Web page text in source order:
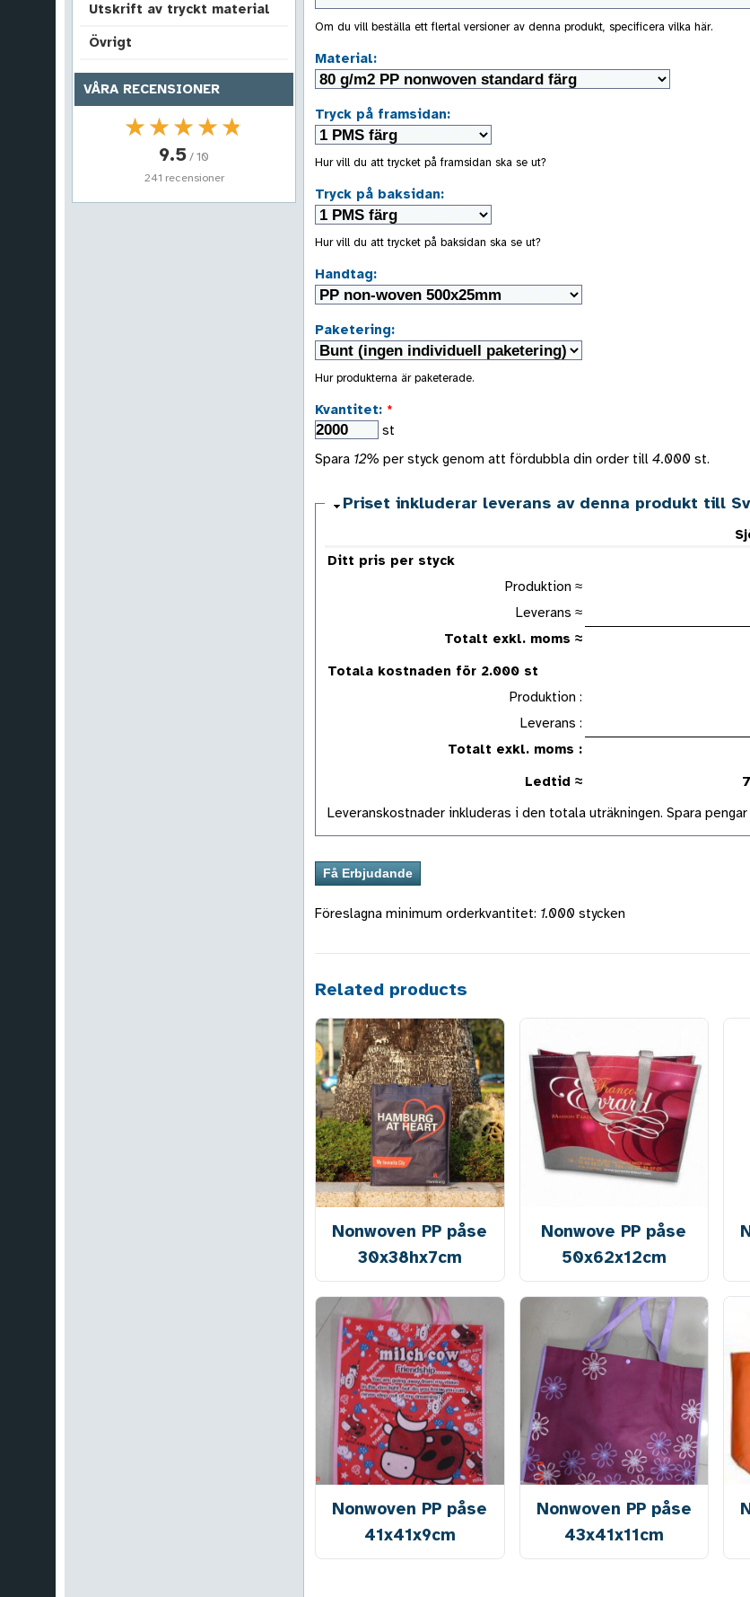
Utskrift av tryckt material
Övrigt
VÅRA RECENSIONER
★★★★★
★★★★★
9.5/ 10
241 recensioner
Om du vill beställa ett flertal versioner av denna produkt, specificera vilka här.
Material:
Tryck på framsidan:
Hur vill du att trycket på framsidan ska se ut?
Tryck på baksidan:
Hur vill du att trycket på baksidan ska se ut?
Handtag:
Paketering:
Hur produkterna är paketerade.
Kvantitet: *
st
Spara 12% per styck genom att fördubbla din order till 4.000 st.
Priset inkluderar leverans av denna produkt till
Ditt pris per styck
Produktion ≈
Leverans ≈
Totalt exkl. moms ≈
Totala kostnaden för 2.000 st
Produktion :
Leverans :
Totalt exkl. moms :
Ledtid ≈
Leveranskostnader inkluderas i den totala uträkningen. Spara
Föreslagna minimum orderkvantitet: 1.000 stycken
Related products
Nonwoven PP påse
30x38hx7cm
Nonwove PP påse
50x62x12cm
Nonwoven PP påse
41x41x9cm
Nonwoven PP påse
43x41x11cm